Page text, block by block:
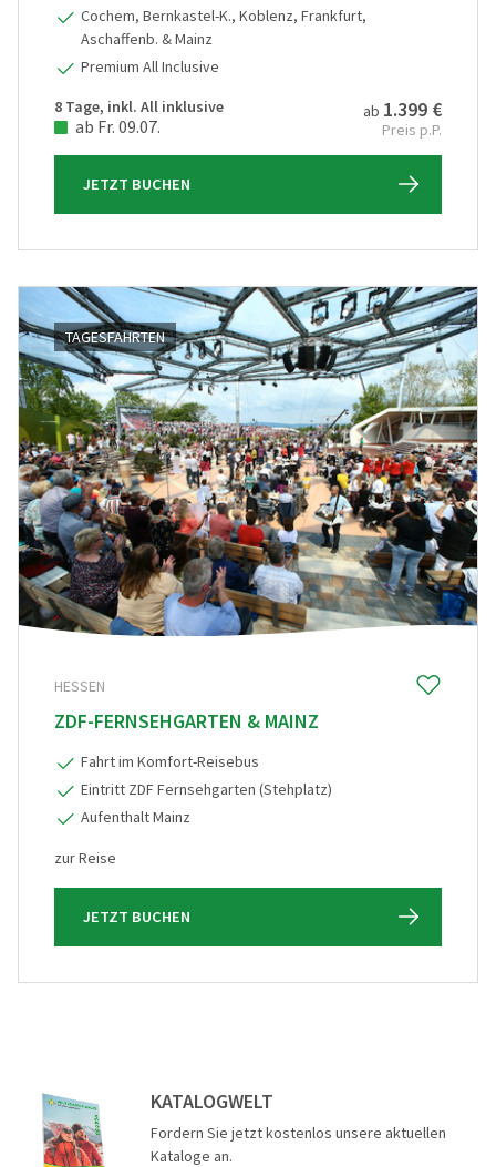
Cochem, Bernkastel-K., Koblenz, Frankfurt,
Aschaffenb. & Mainz
Premium All Inclusive
8 Tage, inkl. All inklusive
ab Fr. 09.07.
ab 1.399 €
Preis p.P.
JETZT BUCHEN
TAGESFAHRTEN
HESSEN
ZDF-FERNSEHGARTEN & MAINZ
Fahrt im Komfort-Reisebus
Eintritt ZDF Fernsehgarten (Stehplatz)
Aufenthalt Mainz
zur Reise
JETZT BUCHEN
KATALOGWELT
Fordern Sie jetzt kostenlos unsere aktuellen
Kataloge an.